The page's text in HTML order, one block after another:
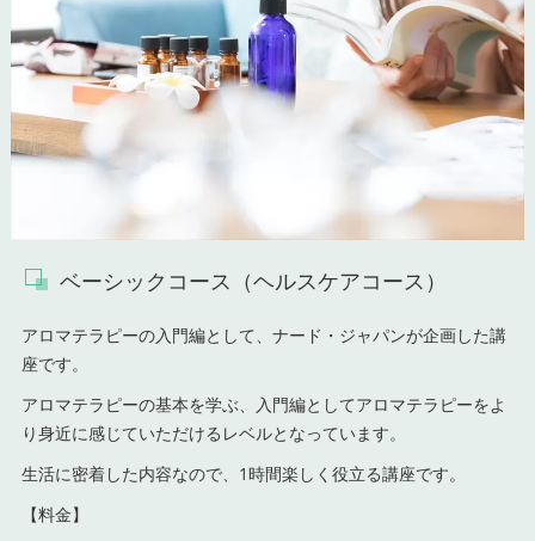
ベーシックコース（ヘルスケアコース）
アロマテラピーの入門編として、ナード・ジャパンが企画した講
座です。
アロマテラピーの基本を学ぶ、入門編としてアロマテラピーをよ
り身近に感じていただけるレベルとなっています。
生活に密着した内容なので、1時間楽しく役立る講座です。
【料金】